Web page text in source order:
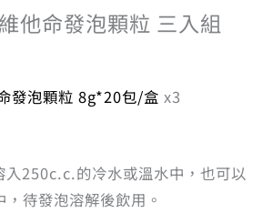
他命發泡顆粒 三入組
發泡顆粒 8g*20包/盒 x3
入250c.c.的冷水或溫水中，也可以
待發泡溶解後飲用。